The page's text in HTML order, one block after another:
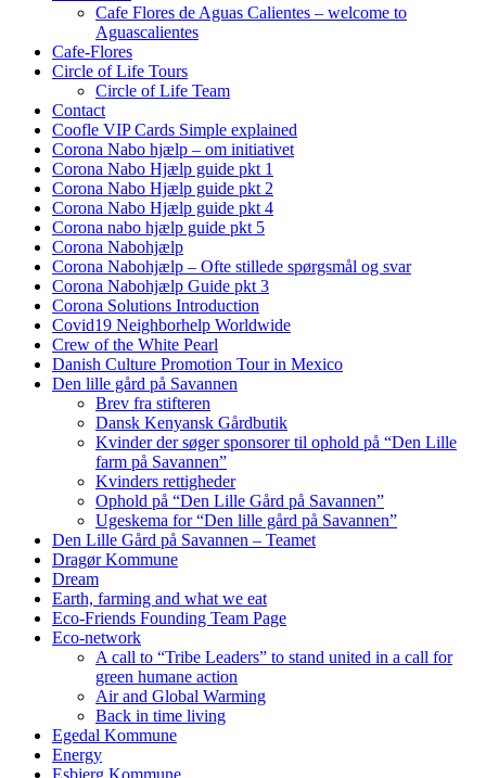
Cafe Flores de Aguas Calientes – welcome to
Aguascalientes
Cafe-Flores
Circle of Life Tours
Circle of Life Team
Contact
Coofle VIP Cards Simple explained
Corona Nabo hjælp – om initiativet
Corona Nabo Hjælp guide pkt 1
Corona Nabo Hjælp guide pkt 2
Corona Nabo Hjælp guide pkt 4
Corona nabo hjælp guide pkt 5
Corona Nabohjælp
Corona Nabohjælp – Ofte stillede spørgsmål og svar
Corona Nabohjælp Guide pkt 3
Corona Solutions Introduction
Covid19 Neighborhelp Worldwide
Crew of the White Pearl
Danish Culture Promotion Tour in Mexico
Den lille gård på Savannen
Brev fra stifteren
Dansk Kenyansk Gårdbutik
Kvinder der søger sponsorer til ophold på “Den Lille
farm på Savannen”
Kvinders rettigheder
Ophold på “Den Lille Gård på Savannen”
Ugeskema for “Den lille gård på Savannen”
Den Lille Gård på Savannen – Teamet
Dragør Kommune
Dream
Earth, farming and what we eat
Eco-Friends Founding Team Page
Eco-network
A call to “Tribe Leaders” to stand united in a call for
green humane action
Air and Global Warming
Back in time living
Egedal Kommune
Energy
Esbjerg Kommune